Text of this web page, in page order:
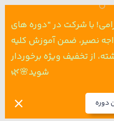
با شرکت در "دوره های
نصیر، ضمن آموزش کلیه
از تخفیف ویژه برخوردار
شوید🌸🌿
دوره